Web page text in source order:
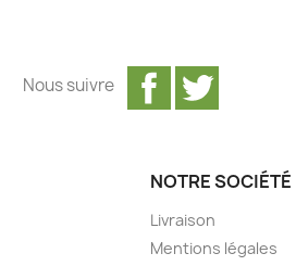
Facebook
Nous suivre
NOTRE SOCIÉTÉ
Livraison
Mentions légales